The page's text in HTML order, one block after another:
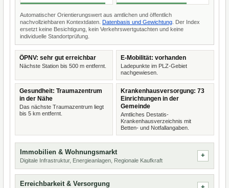
Automatischer Orientierungswert aus amtlichen und öffentlich
nachvollziehbaren Kontextdaten. Datenbasis und Gewichtung . Der Index
ersetzt keine Besichtigung, kein Verkehrswertgutachten und keine
individuelle Standortprüfung.
ÖPNV: sehr gut erreichbar
Nächste Station bis 500 m entfernt.
E-Mobilität: vorhanden
Ladepunkte im PLZ-Gebiet
nachgewiesen.
Gesundheit: Traumazentrum
in der Nähe
Das nächste Traumazentrum liegt
bis 5 km entfernt.
Krankenhausversorgung: 73
Einrichtungen in der
Gemeinde
Amtliches Destatis-
Krankenhausverzeichnis mit
Betten- und Notfallangaben.
Immobilien & Wohnungsmarkt
Digitale Infrastruktur, Energieanlagen, Regionale Kaufkraft
Erreichbarkeit & Versorgung